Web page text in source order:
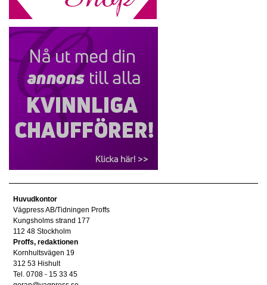
Huvudkontor
Vägpress AB/Tidningen Proffs
Kungsholms strand 177
112 48 Stockholm
Proffs, redaktionen
Kornhultsvägen 19
312 53 Hishult
Tel. 0708 - 15 33 45